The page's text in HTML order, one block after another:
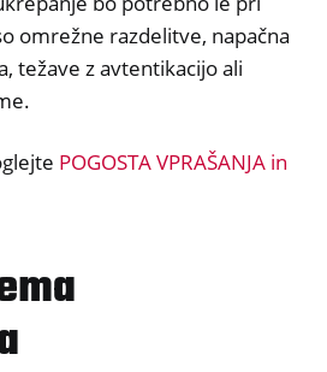
omrežne razdelitve, napačna
težave z avtentikacijo ali
POGOSTA VPRAŠANJA in